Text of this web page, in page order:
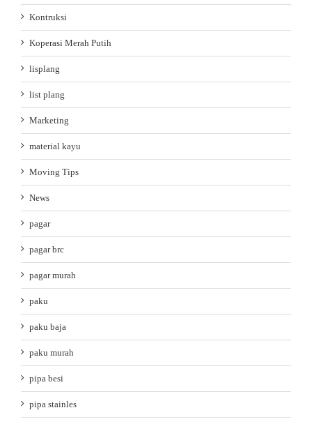
Kontruksi
Koperasi Merah Putih
lisplang
list plang
Marketing
material kayu
Moving Tips
News
pagar
pagar brc
pagar murah
paku
paku baja
paku murah
pipa besi
pipa stainles